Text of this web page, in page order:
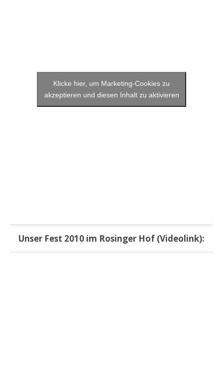
Klicke hier, um Marketing-Cookies zu
akzeptieren und diesen Inhalt zu aktivieren
Unser Fest 2010 im Rosinger Hof (Videolink):